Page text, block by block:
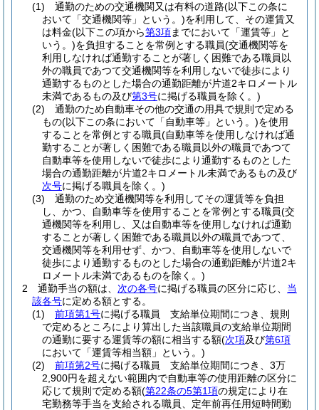
(1)
通勤のための交通機関又は有料の道路(以下この条に
おいて「交通機関等」という。)を利用して、その運賃又
は料金(以下この項から第3項までにおいて「運賃等」と
いう。)を負担することを常例とする職員(交通機関等を
利用しなければ通勤することが著しく困難である職員以
外の職員であつて交通機関等を利用しないで徒歩により
通勤するものとした場合の通勤距離が片道2キロメートル
未満であるもの及び第3号に掲げる職員を除く。)
(2)
通勤のため自動車その他の交通の用具で規則で定める
もの(以下この条において「自動車等」という。)を使用
することを常例とする職員(自動車等を使用しなければ通
勤することが著しく困難である職員以外の職員であつて
自動車等を使用しないで徒歩により通勤するものとした
場合の通勤距離が片道2キロメートル未満であるもの及び
次号に掲げる職員を除く。)
(3)
通勤のため交通機関等を利用してその運賃等を負担
し、かつ、自動車等を使用することを常例とする職員(交
通機関等を利用し、又は自動車等を使用しなければ通勤
することが著しく困難である職員以外の職員であつて、
交通機関等を利用せず、かつ、自動車等を使用しないで
徒歩により通勤するものとした場合の通勤距離が片道2キ
ロメートル未満であるものを除く。)
2
通勤手当の額は、 次の各号に掲げる職員の区分に応じ、 当
該各号に定める額とする。
(1)
前項第1号に掲げる職員 支給単位期間につき、規則
で定めるところにより算出した当該職員の支給単位期間
の通勤に要する運賃等の額に相当する額(次項及び第6項
において「運賃等相当額」という。)
(2)
前項第2号に掲げる職員 支給単位期間につき、3万
2,900円を超えない範囲内で自動車等の使用距離の区分に
応じて規則で定める額(第22条の5第1項の規定により在
宅勤務等手当を支給される職員、定年前再任用短時間勤